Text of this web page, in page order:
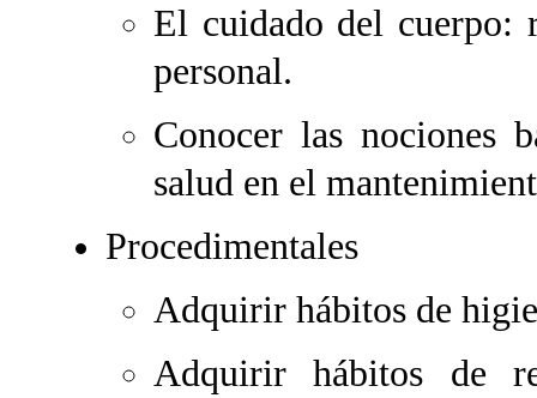
El cuidado del cuerpo:
personal.
Conocer las nociones
salud en el
Procedimentales
Adquirir hábitos de
Adquirir hábitos de